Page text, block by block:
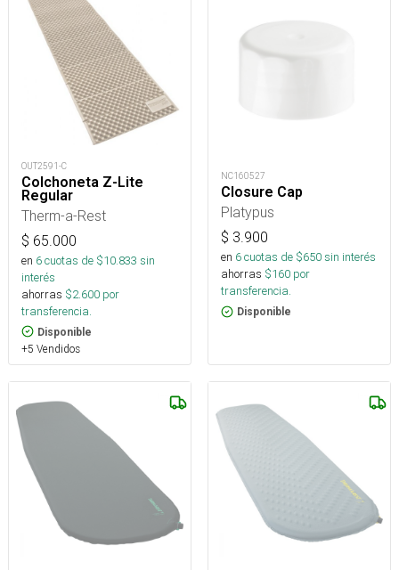
OUT2591-C
Colchoneta Z-Lite
Regular
Therm-a-Rest
$ 65.000
en 6cuotas de $10.833 sin
interés
ahorras $2.600 por
transferencia.
Disponible
+5 Vendidos
NC160527
Closure Cap
Platypus
$ 3.900
en 6cuotas de $650sin interés
ahorras $160 por
transferencia.
Disponible